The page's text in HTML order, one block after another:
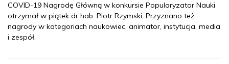
COVID-19 Nagrodę Główną w konkursie Popularyzator Nauki
otrzymał w piątek dr hab. Piotr Rzymski. Przyznano też
nagrody w kategoriach naukowiec, animator, instytucja, media
i zespół.